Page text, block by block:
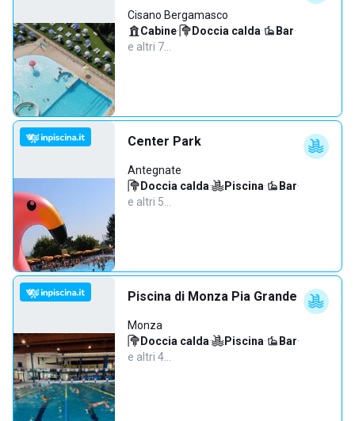
Cisano Bergamasco
Cabine· Doccia calda· Bar·
e altri 7…
Center Park
Antegnate
Doccia calda· Piscina· Bar·
e altri 5…
Piscina di Monza Pia Grande
Monza
Doccia calda· Piscina· Bar·
e altri 4…